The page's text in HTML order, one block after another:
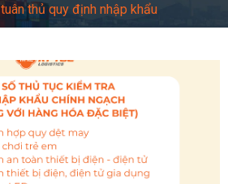
tuân thủ quy định nhập khẩu